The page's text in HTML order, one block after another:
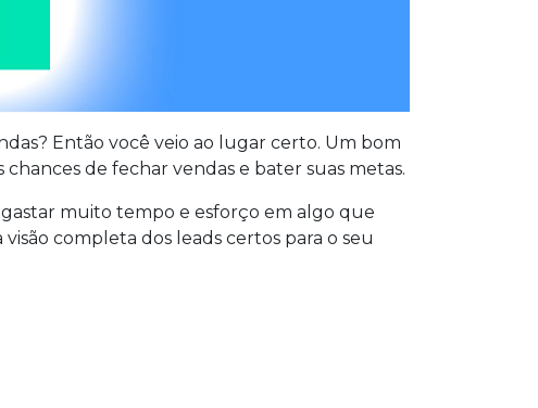
Então você veio ao lugar certo. Um bom
de fechar vendas e bater suas metas.
muito tempo e esforço em algo que
completa dos leads certos para o seu